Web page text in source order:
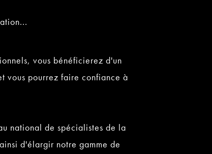
vous bénéficierez d'un
vous pourrez faire confiance à
national de spécialistes de la
d'élargir notre gamme de